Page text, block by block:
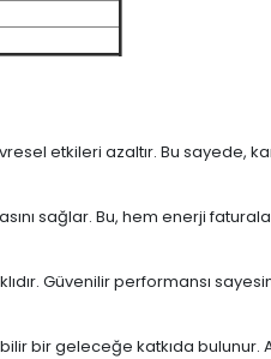
etkileri azaltır. Bu sayede,
sağlar. Bu, hem enerji
Güvenilir performansı
bir geleceğe katkıda bulunur.